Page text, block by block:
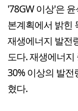
'78GW 이상'은
본계획에서 밝힌
재생에너지 발전
도다. 재생에너
30% 이상의 발
혔다.